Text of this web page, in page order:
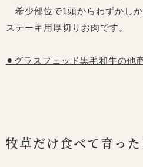
希少部位で1頭からわずかし
ステーキ用厚切りお肉です。
⚫︎グラスフェッド黒毛和牛の他
牧草だけ食べて育っ